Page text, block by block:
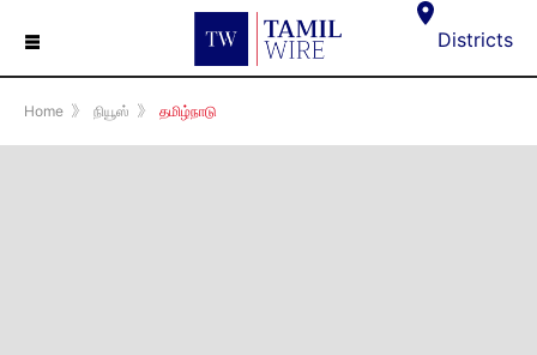
☰ Districts
Home 》 நியூஸ் 》 தமிழ்நாடு